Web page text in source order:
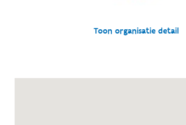
Toon organisatie detail